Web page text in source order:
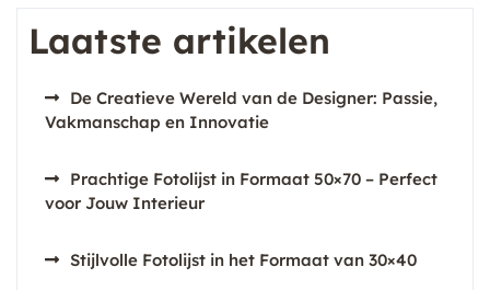
Laatste artikelen
De Creatieve Wereld van de Designer: Passie,
Vakmanschap en Innovatie
Prachtige Fotolijst in Formaat 50×70 – Perfect
voor Jouw Interieur
Stijlvolle Fotolijst in het Formaat van 30×40